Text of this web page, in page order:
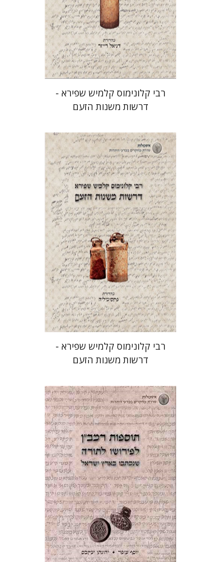
הנחת אתר ספר מודפס
$42
$38
רבי קלונימוס קלמיש שפירא -
דרשות משנות הזעם
דניאל רייזר
עמוס גאולה
הנחת אתר ספר מודפס
$42
$38
רבי קלונימוס קלמיש שפירא -
דרשות משנות הזעם
יהונתן יעקבס
יוסף עופר
עמוס גאולה
הנחת אתר ספר מודפס
$36
$32